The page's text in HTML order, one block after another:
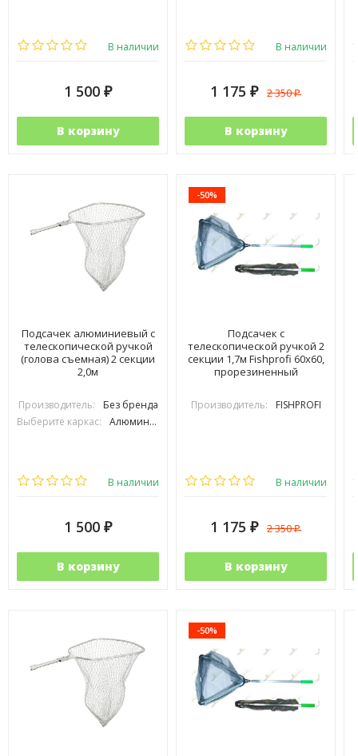
В наличии
1 500 ₽
В корзину
В наличии
1 175 ₽ 2 350₽
В корзину
Подсачек алюминиевый с
телескопической ручкой
(голова съемная) 2 секции
2,0м
Производитель:
Без бренда
Выберите каркас:
Алюминиевый
В наличии
1 500 ₽
В корзину
-50%
Подсачек с
телескопической ручкой 2
секции 1,7м Fishprofi 60х60,
прорезиненный
Производитель: FISHPROFI
В наличии
1 175 ₽ 2 350₽
В корзину
-50%